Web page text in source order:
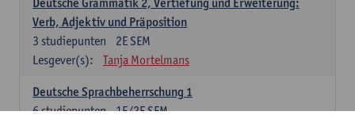
Verb, Adjektiv und Präposition
2E SEM
3 studiepunten
Lesgever(s):
Tanja Mortelmans
Deutsche Sprachbeherrschung 1
1E/2E SEM
6studiepunten